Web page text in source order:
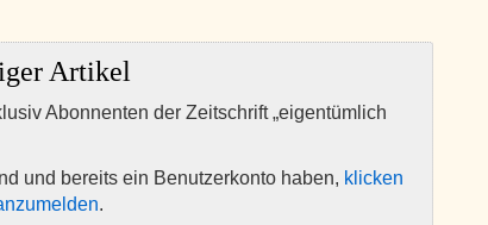
Artikel
Abonnenten der Zeitschrift „eigentümlich
und bereits ein Benutzerkonto haben, klicken
.